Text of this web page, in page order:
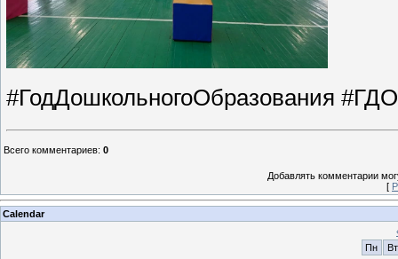
#ГодДошкольногоОбразования
Всего комментариев: 0
Добавлять комментарии
[
Calendar
Пн
Вт